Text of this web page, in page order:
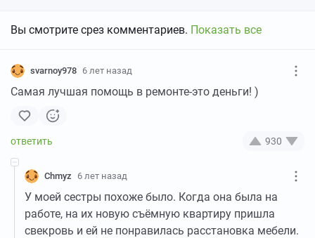
Вы смотрите срез комментариев. Показать все
svarnoy978 6 лет назад
Самая лучшая помощь в ремонте-это деньги! )
930
Chmyz 6 лет назад
У моей сестры похоже было. Когда она была на
работе, на их новую съёмную квартиру пришла
свекровь и ей не понравилась расстановка мебели.